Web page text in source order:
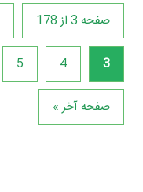
صفحه 3 از 178
3
4
5
صفحه آخر »